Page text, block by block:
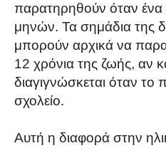
παρατηρηθούν όταν ένα
μηνών. Τα σημάδια της
μπορούν αρχικά να
12 χρόνια της ζωής, αν
διαγιγνώσκεται όταν το
σχολείο.
Αυτή η διαφορά στην